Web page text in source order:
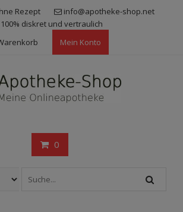
Rezept
info@apotheke-shop.net
100% diskret und vertraulich
Mein Konto
0